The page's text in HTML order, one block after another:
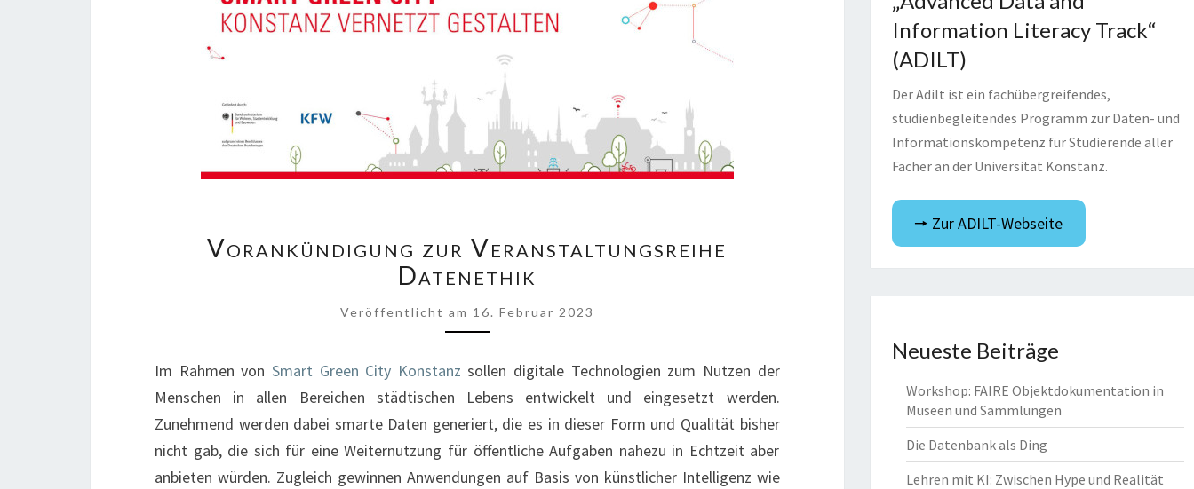
ZUR
VERANSTALTUNGSREIHE
Vorankündigung zur Veranstaltungsreihe
Datenethik
Veröffentlicht am 16. Februar 2023
Im Rahmen von Smart Green City Konstanz sollen digitale Technologien zum Nutzen der
Menschen in allen Bereichen städtischen Lebens entwickelt und eingesetzt werden.
Zunehmend werden dabei smarte Daten generiert, die es in dieser Form und Qualität bisher
nicht gab, die sich für eine Weiternutzung für öffentliche Aufgaben nahezu in Echtzeit aber
anbieten würden. Zugleich gewinnen Anwendungen auf Basis von künstlicher Intelligenz wie
Information Literacy Track“
(ADILT)
Der Adilt ist ein fachübergreifendes,
studienbegleitendes Programm zur Daten- und
Informationskompetenz für Studierende aller
Fächer an der Universität Konstanz.
🠖 Zur ADILT-Webseite
Neueste Beiträge
Workshop: FAIRE Objektdokumentation in
Museen und Sammlungen
Die Datenbank als Ding
Lehren mit KI: Zwischen Hype und Realität